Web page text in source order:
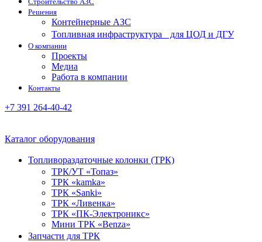
Решения
Контейнерные АЗС
Топливная инфраструктура для ЦОД и ДГУ
О компании
Проекты
Медиа
Работа в компании
Контакты
+7 391 264-40-42
Каталог оборудования
Топливораздаточные колонки (ТРК)
ТРК/УТ «Топаз»
ТРК «kamka»
ТРК «Sanki»
ТРК «Ливенка»
ТРК «ПК-Электроникс»
Мини ТРК «Benza»
Запчасти для ТРК